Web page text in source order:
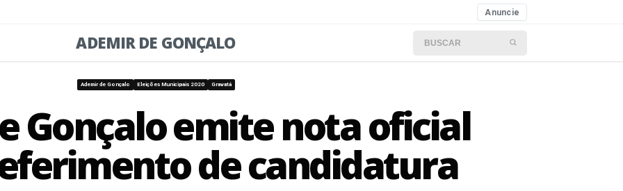
Anuncie
ADEMIR DE GONÇALO Buscar por:
Ademir de Gonçalo Eleições Municipais 2020 Gravatá
Gonçalo emite nota oficial
de candidatura